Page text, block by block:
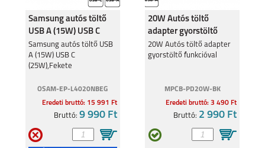
SAMSUNG GALAXY
SAMSUNG GALAXY
S26
S26 PLUS
S26 ULTRA
Samsung autós töltő
USB A (15W) USB C
(25W),Fekete
Samsung autós töltő USB
A (15W) USB C
(25W),Fekete
OSAM-EP-L4020NBEG
Eredeti bruttó: 15 991 Ft
Bruttó: 9 990 Ft
20W Autós töltő
adapter gyorstöltő
funkcióval
20W Autós töltő adapter
gyorstöltő funkcióval
MPCB-PD20W-BK
Eredeti bruttó: 3 490 Ft
Bruttó: 2 990 Ft